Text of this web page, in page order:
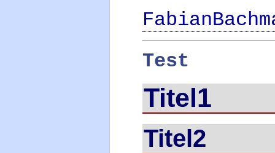
Test
Titel1
Titel2